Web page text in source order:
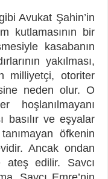
Avukat Şahin’in
kutlamasının bir
kasabanın
yakılması,
milliyetçi, otoriter
neden olur. O
hoşlanılmayanı
basılır ve eşyalar
öfkenin
Ancak ondan
ateş edilir. Savcı